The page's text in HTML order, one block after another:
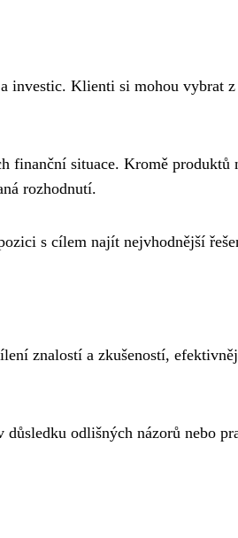
investic. Klienti si mohou vybrat
finanční situace. Kromě produktů
rozhodnutí.
s cílem najít nejvhodnější
znalostí a zkušeností,
odlišných názorů nebo